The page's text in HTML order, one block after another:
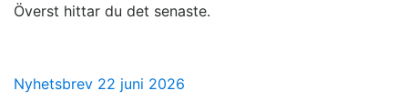
Överst hittar du det senaste.
Nyhetsbrev 22 juni 2026